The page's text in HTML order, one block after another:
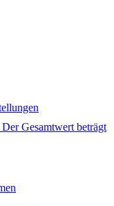
Gesamtwert beträgt